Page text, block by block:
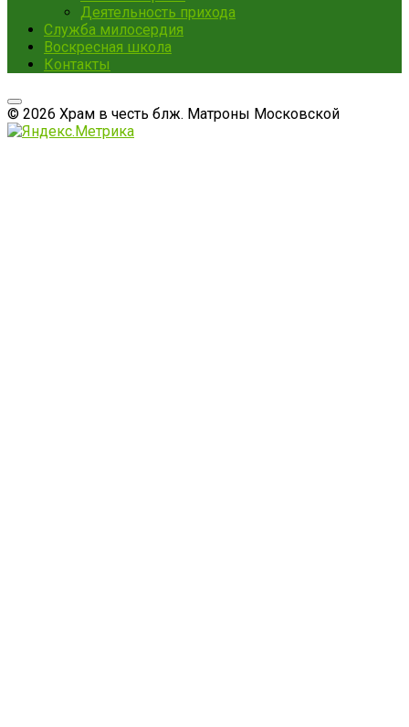
Деятельность прихода
Служба милосердия
Воскресная школа
Контакты
© 2026 Храм в честь блж. Матроны Московской